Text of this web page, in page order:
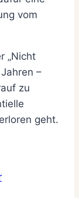
vom
„Nicht
–
zu
geht.